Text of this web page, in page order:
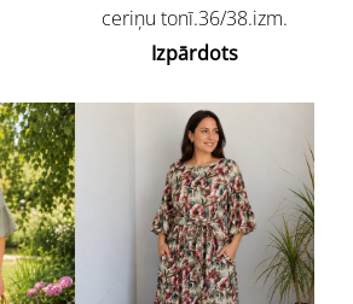
ceriņu tonī.36/38.izm.
Izpārdots